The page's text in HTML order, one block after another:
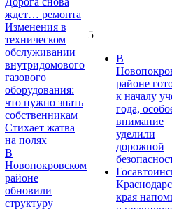
ждет… ремонта
Изменения в
техническом
обслуживании
внутридомового
газового
оборудования:
что нужно знать
собственникам
Стихает жатва
на полях
В
Новопокровском
районе
обновили
структуру
5
В
районе
к началу
года,
внимание
уделили
дорожной
края